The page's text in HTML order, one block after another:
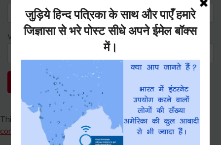
Website
This site uses Akismet to reduce spam.Learn how your
comment data is processed.